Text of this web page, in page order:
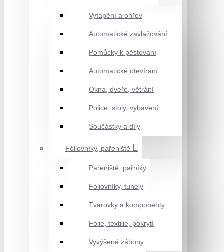
Vytápění a ohřev
Automatické zavlažování
Pomůcky k pěstování
Automatické otevírání
Okna, dveře, větrání
Police, stoly, vybavení
Součástky a díly
Fóliovníky, pařeniště
Pařeniště, pařníky
Fóliovníky, tunely
Tvarovky a komponenty
Fólie, textilie, pokrytí
Vyvýšené záhony